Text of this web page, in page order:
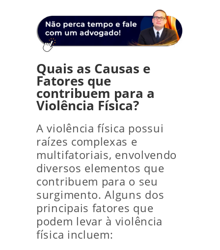
Quais as Causas e
Fatores que
contribuem para a
Violência Física?
A violência física possui
raízes complexas e
multifatoriais, envolvendo
diversos elementos que
contribuem para o seu
surgimento. Alguns dos
principais fatores que
podem levar à violência
física incluem: